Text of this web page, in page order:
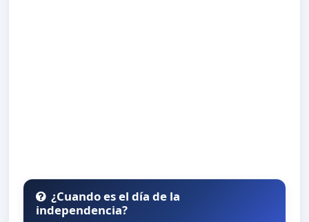
¿Cuando es el día de la
independencia?